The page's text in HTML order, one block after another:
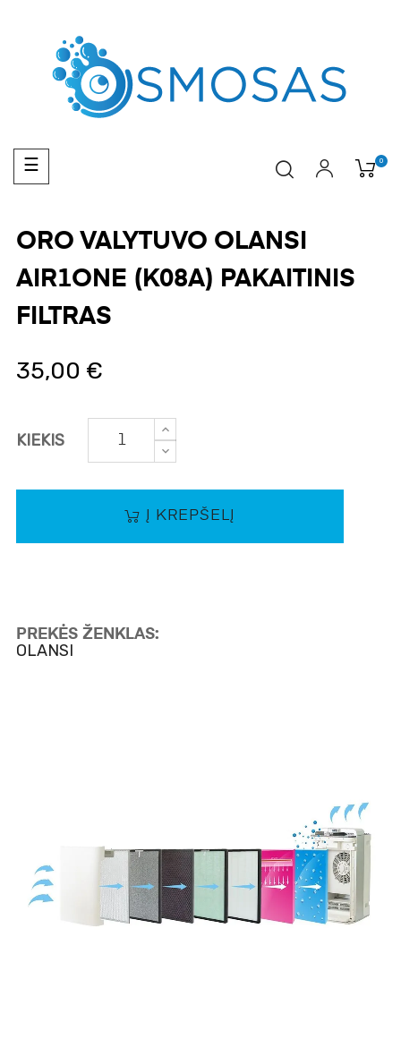
Toggle
navigation
☰ 0
ORO VALYTUVO OLANSI
AIR1ONE (K08A) PAKAITINIS
FILTRAS
35,00 €
KIEKIS
Į KREPŠELĮ
PREKĖS ŽENKLAS:
OLANSI